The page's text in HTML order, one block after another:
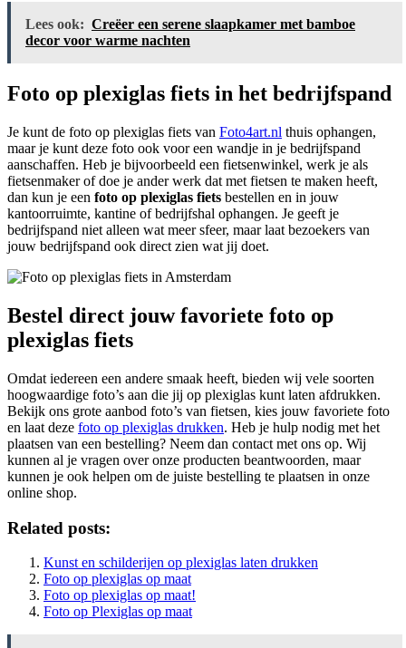
Lees ook: Creëer een serene slaapkamer met bamboe
decor voor warme nachten
Foto op plexiglas fiets in het bedrijfspand
Je kunt de foto op plexiglas fiets van Foto4art.nl thuis ophangen,
maar je kunt deze foto ook voor een wandje in je bedrijfspand
aanschaffen. Heb je bijvoorbeeld een fietsenwinkel, werk je als
fietsenmaker of doe je ander werk dat met fietsen te maken heeft,
dan kun je een foto op plexiglas fiets bestellen en in jouw
kantoorruimte, kantine of bedrijfshal ophangen. Je geeft je
bedrijfspand niet alleen wat meer sfeer, maar laat bezoekers van
jouw bedrijfspand ook direct zien wat jij doet.
Bestel direct jouw favoriete foto op
plexiglas fiets
Omdat iedereen een andere smaak heeft, bieden wij vele soorten
hoogwaardige foto’s aan die jij op plexiglas kunt laten afdrukken.
Bekijk ons grote aanbod foto’s van fietsen, kies jouw favoriete foto
en laat deze foto op plexiglas drukken. Heb je hulp nodig met het
plaatsen van een bestelling? Neem dan contact met ons op. Wij
kunnen al je vragen over onze producten beantwoorden, maar
kunnen je ook helpen om de juiste bestelling te plaatsen in onze
online shop.
Related posts:
Kunst en schilderijen op plexiglas laten drukken
Foto op plexiglas op maat
Foto op plexiglas op maat!
Foto op Plexiglas op maat